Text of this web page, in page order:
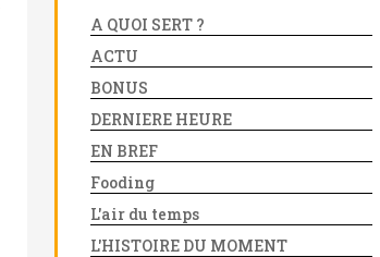
A QUOI SERT ?
ACTU
BONUS
DERNIERE HEURE
EN BREF
Fooding
L'air du temps
L'HISTOIRE DU MOMENT